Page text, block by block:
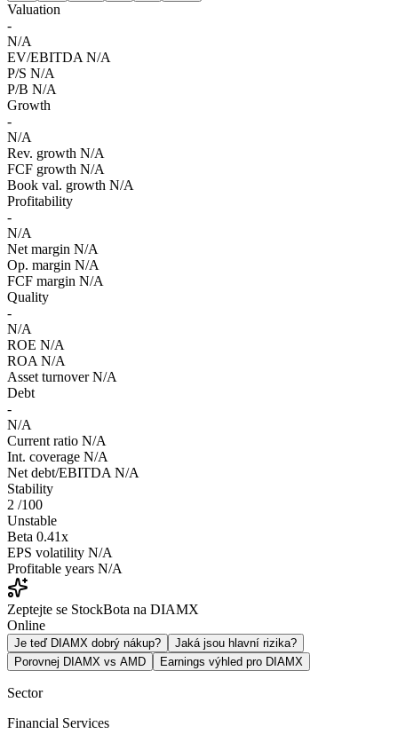
Valuation
-
N/A
EV/EBITDA N/A
P/S N/A
P/B N/A
Growth
-
N/A
Rev. growth N/A
FCF growth N/A
Book val. growth N/A
Profitability
-
N/A
Net margin N/A
Op. margin N/A
FCF margin N/A
Quality
-
N/A
ROE N/A
ROA N/A
Asset turnover N/A
Debt
-
N/A
Current ratio N/A
Int. coverage N/A
Net debt/EBITDA N/A
Stability
2 /100
Unstable
Beta 0.41x
EPS volatility N/A
Profitable years N/A
Zeptejte se StockBota na DIAMX
Online
Je teď DIAMX dobrý nákup?
Jaká jsou hlavní rizika?
Porovnej DIAMX vs AMD
Earnings výhled pro DIAMX
Sector
Financial Services